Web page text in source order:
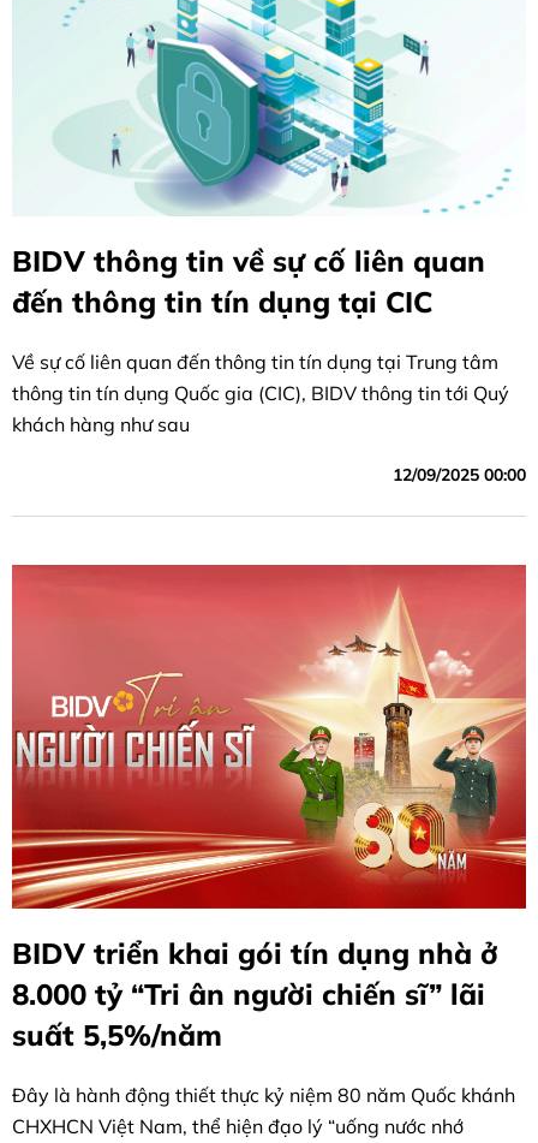
BIDV thông tin về sự cố liên quan
đến thông tin tín dụng tại CIC
Về sự cố liên quan đến thông tin tín dụng tại Trung tâm
thông tin tín dụng Quốc gia (CIC), BIDV thông tin tới Quý
khách hàng như sau
12/09/2025 00:00
BIDV triển khai gói tín dụng nhà ở
8.000 tỷ “Tri ân người chiến sĩ” lãi
suất 5,5%/năm
Đây là hành động thiết thực kỷ niệm 80 năm Quốc khánh
CHXHCN Việt Nam, thể hiện đạo lý “uống nước nhớ